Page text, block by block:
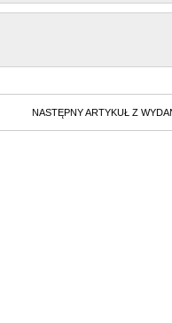
NASTĘPNY ARTYKUŁ Z